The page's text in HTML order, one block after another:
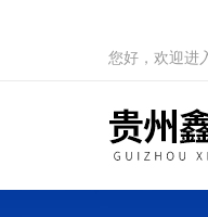
您好，欢迎进